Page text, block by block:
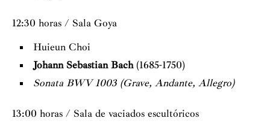
12:30 horas / Sala Goya
Huieun Choi
Johann Sebastian Bach (1685-1750)
Sonata BWV 1003 (Grave, Andante, Allegro)
13:00 horas / Sala de vaciados escultóricos